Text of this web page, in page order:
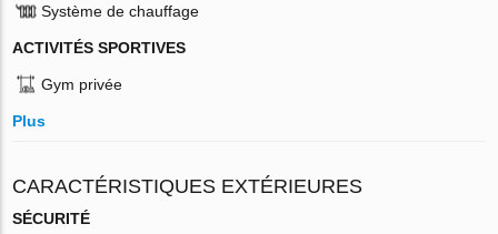
Système de chauffage
ACTIVITÉS SPORTIVES
Gym privée
Plus
CARACTÉRISTIQUES EXTÉRIEURES
SÉCURITÉ